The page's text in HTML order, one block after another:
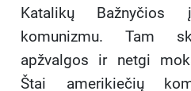
Katalikų
komunizmu. Tam
apžvalgos ir netgi
Štai amerikiečių